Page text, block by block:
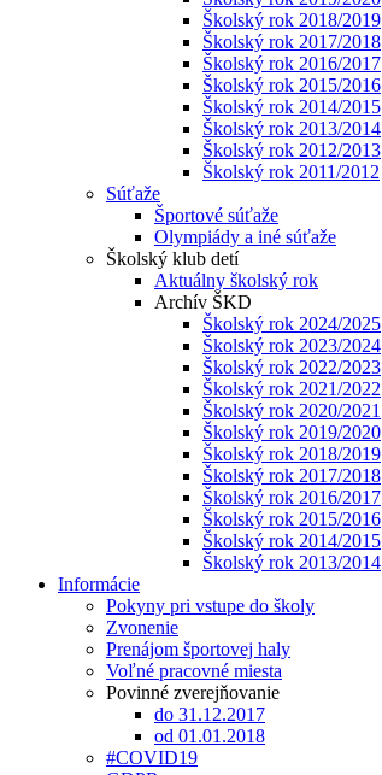
Školský rok 2018/2019
Školský rok 2017/2018
Školský rok 2016/2017
Školský rok 2015/2016
Školský rok 2014/2015
Školský rok 2013/2014
Školský rok 2012/2013
Školský rok 2011/2012
Súťaže
Športové súťaže
Olympiády a iné súťaže
Školský klub detí
Aktuálny školský rok
Archív ŠKD
Školský rok 2024/2025
Školský rok 2023/2024
Školský rok 2022/2023
Školský rok 2021/2022
Školský rok 2020/2021
Školský rok 2019/2020
Školský rok 2018/2019
Školský rok 2017/2018
Školský rok 2016/2017
Školský rok 2015/2016
Školský rok 2014/2015
Školský rok 2013/2014
Informácie
Pokyny pri vstupe do školy
Zvonenie
Prenájom športovej haly
Voľné pracovné miesta
Povinné zverejňovanie
do 31.12.2017
od 01.01.2018
#COVID19